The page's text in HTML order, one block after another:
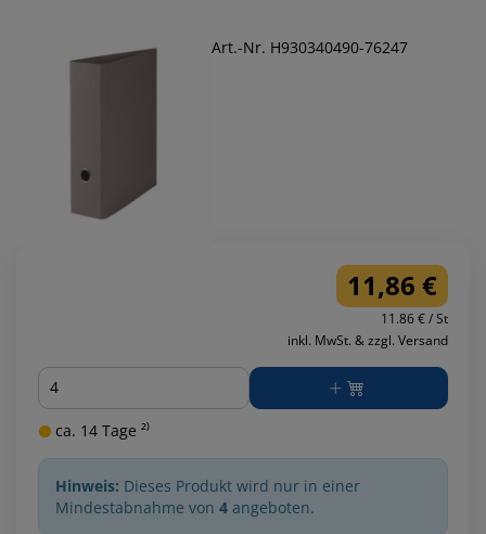
Art.-Nr. H930340490-76247
11,86 €
11.86 € / St
inkl. MwSt. & zzgl. Versand
Menge
ca. 14 Tage ²⁾
Hinweis: Dieses Produkt wird nur in einer
Mindestabnahme von 4 angeboten.